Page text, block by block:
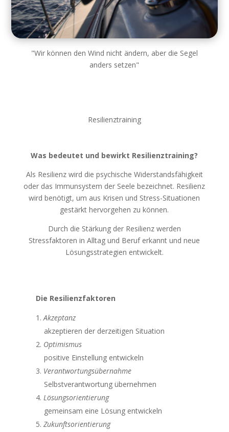
"Wir können den Wind nicht ändern, aber die Segel
anders setzen"
Resilienztraining
Was bedeutet und bewirkt Resilienztraining?
Als Resilienz wird die psychische Widerstandsfähigkeit
oder das Immunsystem der Seele bezeichnet. Resilienz
wird benötigt, um aus Krisen und Stress-Situationen
gestärkt hervorgehen zu können.
Durch die Stärkung der Resilienz werden
Stressfaktoren in Alltag und Beruf erkannt und neue
Lösungsstrategien entwickelt.
Die Resilienzfaktoren
Akzeptanz
akzeptieren der derzeitigen Situation
Optimismus
positive Einstellung entwickeln
Verantwortungsübernahme
Selbstverantwortung übernehmen
Lösungsorientierung
gemeinsam eine Lösung entwickeln
Zukunftsorientierung